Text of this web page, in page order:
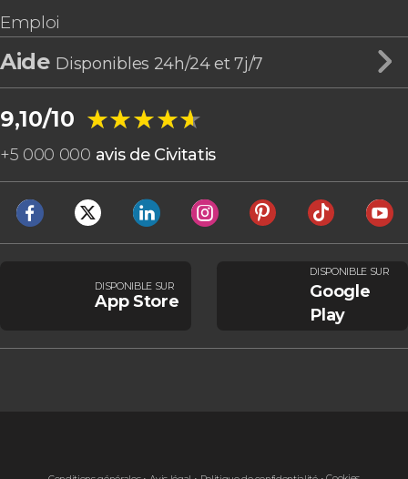
Emploi
Aide Disponibles 24h/24 et 7j/7
9,10/10 ★★★★★
★★★★★
+5 000 000 avis de Civitatis
DISPONIBLE SUR
App Store
DISPONIBLE SUR
Google
Play